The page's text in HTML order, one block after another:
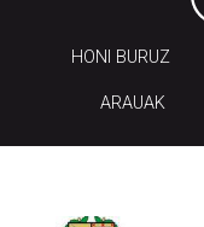
HONI BURUZ
ARAUAK